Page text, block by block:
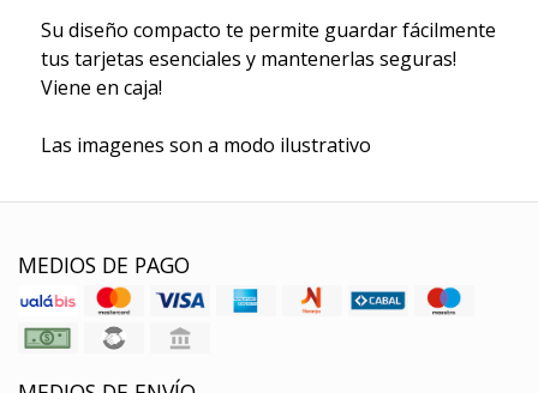
Su diseño compacto te permite guardar fácilmente
tus tarjetas esenciales y mantenerlas seguras!
Viene en caja!
Las imagenes son a modo ilustrativo
MEDIOS DE PAGO